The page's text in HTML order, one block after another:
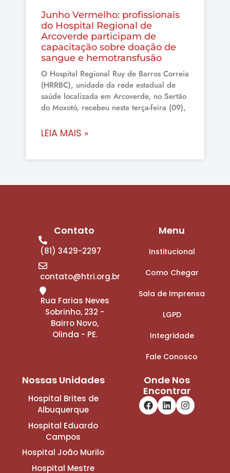
Junho Vermelho: profissionais
do Hospital Regional de
Arcoverde participam de
capacitação sobre doação de
sangue e hemotransfusão
O Hospital Regional Ruy de Barros Correia
(HRRBC), unidade da rede estadual de
saúde localizada em Arcoverde, no Sertão
do Moxotó, recebeu nesta terça-feira (09),
LEIA MAIS »
Contato
(81) 3429-2297
contato@htri.org.br
Rua Farias Neves
Sobrinho, 232 -
Bairro Novo,
Olinda - PE.
Menu
Institucional
Como Chegar
Sala de Imprensa
LGPD
Integridade
Fale Conosco
Nossas Unidades
Hospital Brites de
Albuquerque
Hospital Eduardo
Campos
Hospital João Murilo
Hospital Mestre
Onde Nos
Encontrar